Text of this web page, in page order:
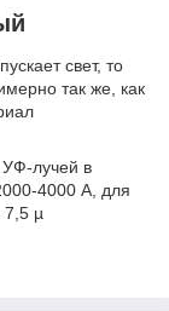
свет, то
так же, как
УФ-лучей в
4000 А, для
7,5 µ